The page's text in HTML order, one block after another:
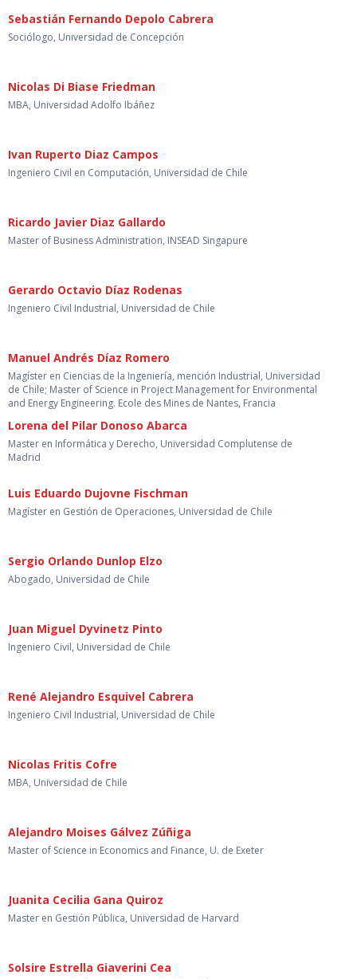
Sebastián Fernando Depolo Cabrera
Sociólogo, Universidad de Concepción
Nicolas Di Biase Friedman
MBA, Universidad Adolfo Ibáñez
Ivan Ruperto Diaz Campos
Ingeniero Civil en Computación, Universidad de Chile
Ricardo Javier Diaz Gallardo
Master of Business Administration, INSEAD Singapure
Gerardo Octavio Díaz Rodenas
Ingeniero Civil Industrial, Universidad de Chile
Manuel Andrés Díaz Romero
Magíster en Ciencias de la Ingeniería, mención Industrial, Universidad
de Chile; Master of Science in Project Management for Environmental
and Energy Engineering. Ecole des Mines de Nantes, Francia
Lorena del Pilar Donoso Abarca
Master en Informática y Derecho, Universidad Complutense de
Madrid
Luis Eduardo Dujovne Fischman
Magíster en Gestión de Operaciones, Universidad de Chile
Sergio Orlando Dunlop Elzo
Abogado, Universidad de Chile
Juan Miguel Dyvinetz Pinto
Ingeniero Civil, Universidad de Chile
René Alejandro Esquivel Cabrera
Ingeniero Civil Industrial, Universidad de Chile
Nicolas Fritis Cofre
MBA, Universidad de Chile
Alejandro Moises Gálvez Zúñiga
Master of Science in Economics and Finance, U. de Exeter
Juanita Cecilia Gana Quiroz
Master en Gestión Pública, Universidad de Harvard
Solsire Estrella Giaverini Cea